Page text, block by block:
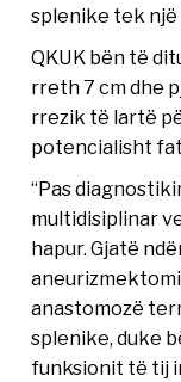
splenike tek
QKUK bën të
rreth 7 cm dhe
rrezik të lartë
potencialisht
“Pas
multidisiplinar
hapur. Gjatë
anastomozë
splenike, duke
funksionit të tij